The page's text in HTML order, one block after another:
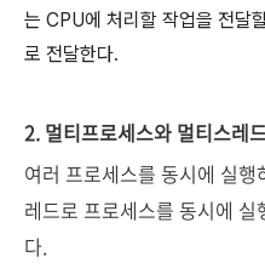
는 CPU에 처리할 작업을 전달
로 전달한다.
2. 멀티프로세스와 멀티스레
여러 프로세스를 동시에 실행
레드로 프로세스를 동시에 실
다.